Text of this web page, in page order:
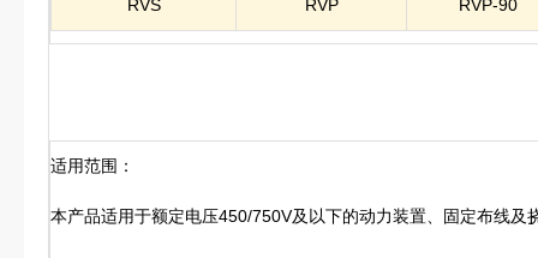
RVS RVP RVP-90
适用范围：
本产品适用于额定电压450/750V及以下的动力装置、固定布线及